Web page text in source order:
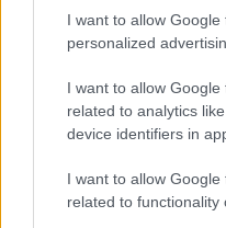
I want to allow Google
personalized
I want to allow
related to analytics
device identifiers in
I want to allow
related to functionality
politikai és a
mellett – minden olyan
mindenkire kötelező
hogy az egységesen
helyett az elitebb
nehogy hátrányos
csemetéje. Így alakult
gyakorlat, ami